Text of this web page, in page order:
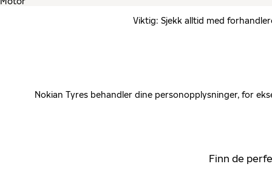
Viktig: Sjekk alltid med
Nokian Tyres behandler dine personopplysninger, for
Finn de